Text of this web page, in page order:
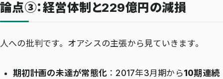
論点③：経営体制と229億円の減損
人への批判です。オアシスの主張から見ていきます。
期初計画の未達が常態化 ：2017年3月期から10期連続